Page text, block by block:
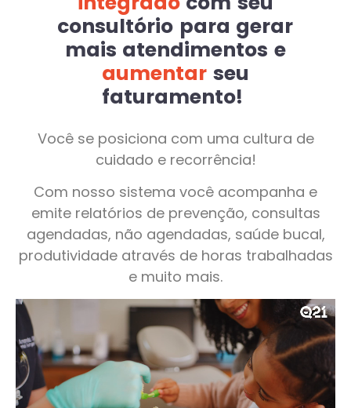
consultório para gerar
mais atendimentos e
aumentar seu
faturamento!
Você se posiciona com uma cultura de
cuidado e recorrência!
Com nosso sistema você acompanha e
emite relatórios de prevenção, consultas
agendadas, não agendadas, saúde bucal,
produtividade através de horas trabalhadas
e muito mais.